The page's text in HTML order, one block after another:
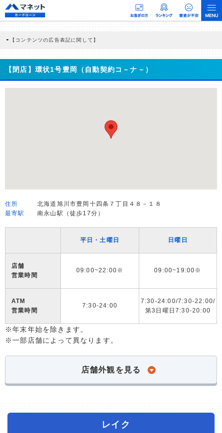
【コンテンツの広告表記に関して】
商品を根拠なくPRするものではなく、当編集部の調査／ユーザーへの口コミ収集な
どに基づき、公平性を担保した情報提供を行っています。
>提携企業一覧
【閉店】環状1号豊岡（自動契約コ－ナ－）
住所
北海道旭川市豊岡十四条７丁目４８－１８
最寄駅
南永山駅（徒歩17分）
平日・土曜日 日曜日
店舗
営業時間
09:00~22:00※ 09:00~19:00※
ATM
営業時間
7:30-24:00
7:30-24:00/7:30-22:00/
第3日曜日7:30-20:00
※年末年始を除きます。
※一部店舗によって異なります。
店舗外観を見る
レイク